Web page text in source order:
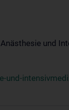
und
und-